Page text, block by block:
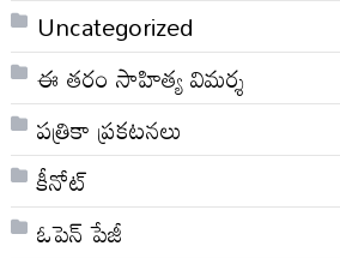
Uncategorized
ఈ తరం సాహిత్య విమర్శ
పత్రికా ప్రకటనలు
కీనోట్
ఓపెన్ పేజీ